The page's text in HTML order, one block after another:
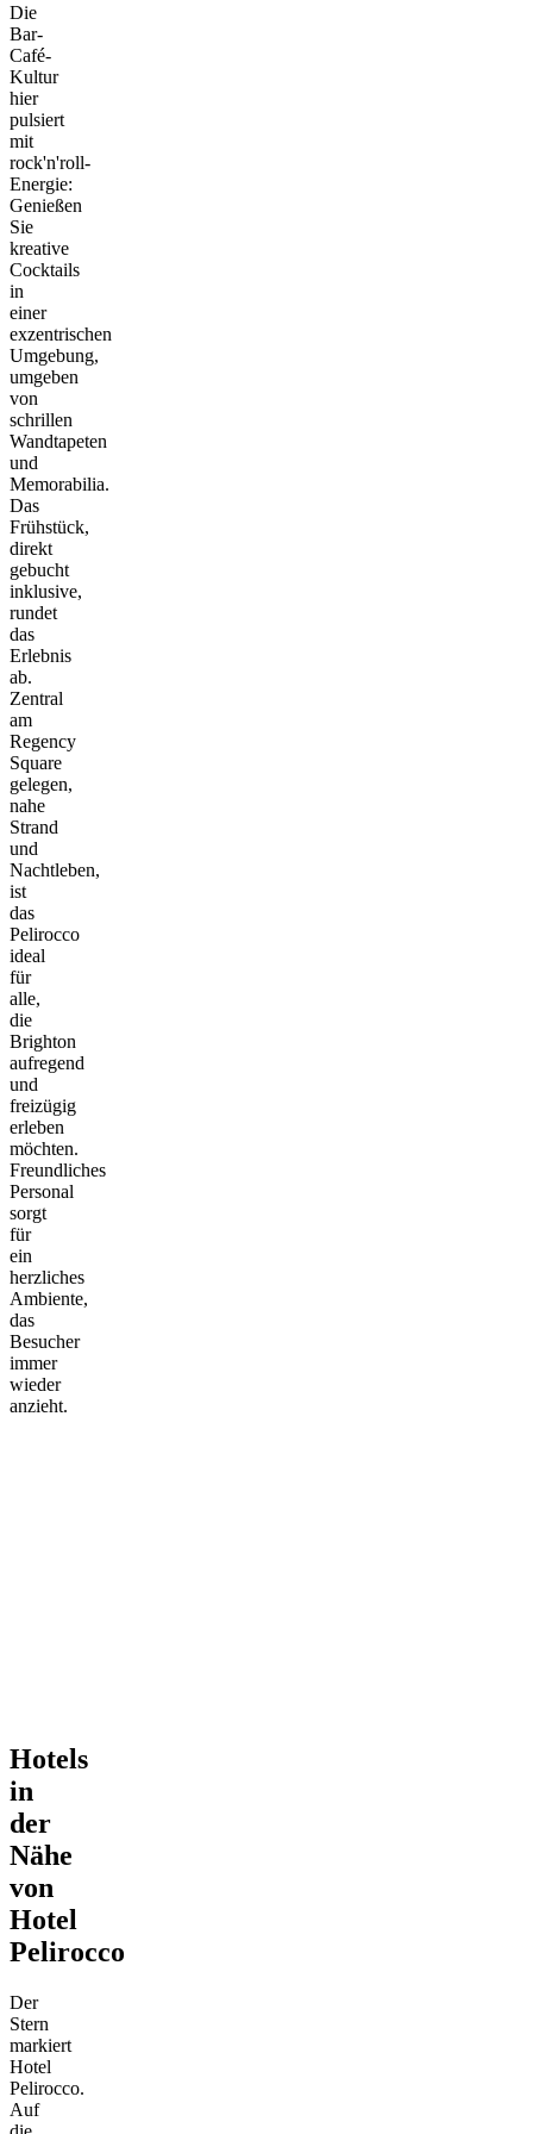
Die
Bar-
Café-
Kultur
hier
pulsiert
mit
rock'n'roll-
Energie:
Genießen
Sie
kreative
Cocktails
in
einer
exzentrischen
Umgebung,
umgeben
von
schrillen
Wandtapeten
und
Memorabilia.
Das
Frühstück,
direkt
gebucht
inklusive,
rundet
das
Erlebnis
ab.
Zentral
am
Regency
Square
gelegen,
nahe
Strand
und
Nachtleben,
ist
das
Pelirocco
ideal
für
alle,
die
Brighton
aufregend
und
freizügig
erleben
möchten.
Freundliches
Personal
sorgt
für
ein
herzliches
Ambiente,
das
Besucher
immer
wieder
anzieht.
Hotels
in
der
Nähe
von
Hotel
Pelirocco
Der
Stern
markiert
Hotel
Pelirocco.
Auf